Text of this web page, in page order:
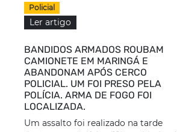
Policial
Ler artigo
BANDIDOS ARMADOS ROUBAM
CAMIONETE EM MARINGÁ E
ABANDONAM APÓS CERCO
POLICIAL. UM FOI PRESO PELA
POLÍCIA. ARMA DE FOGO FOI
LOCALIZADA.
Um assalto foi realizado na tarde